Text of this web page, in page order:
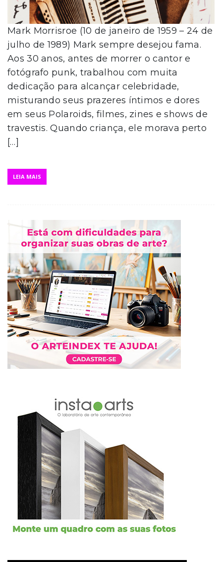
Mark Morrisroe (10 de janeiro de 1959 – 24 de
julho de 1989) Mark sempre desejou fama.
Aos 30 anos, antes de morrer o cantor e
fotógrafo punk, trabalhou com muita
dedicação para alcançar celebridade,
misturando seus prazeres íntimos e dores
em seus Polaroids, filmes, zines e shows de
travestis. Quando criança, ele morava perto
[…]
LEIA MAIS